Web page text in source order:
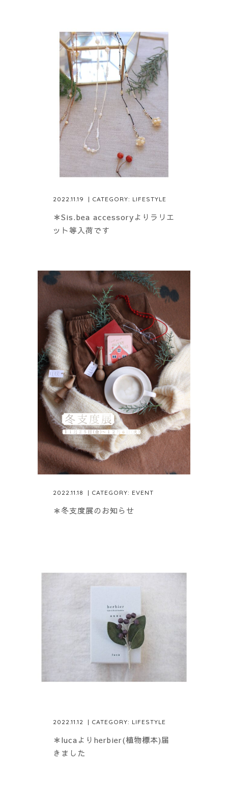
2022.11.19 | CATEGORY: LIFESTYLE
＊Sis.bea accessoryよりラリエ
ット等入荷です
2022.11.18 | CATEGORY: EVENT
＊冬支度展のお知らせ
2022.11.12 | CATEGORY: LIFESTYLE
＊lucaよりherbier(植物標本)届
きました